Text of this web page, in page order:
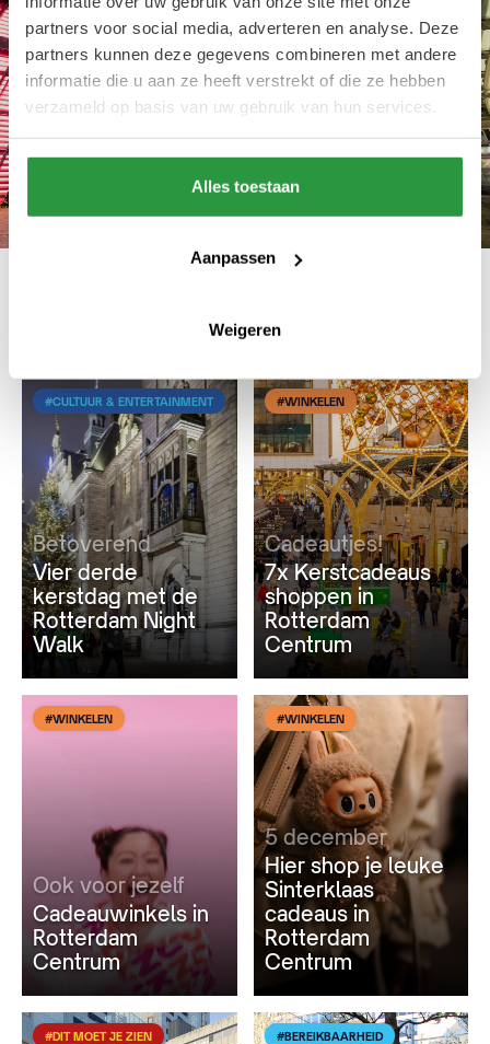
partners voor social media, adverteren en analyse. Deze
partners kunnen deze gegevens combineren met andere
informatie die u aan ze heeft verstrekt of die ze hebben
verzameld op basis van uw gebruik van hun services.
Alles toestaan
Aanpassen
Weigeren
Ook interessant
#CULTUUR & ENTERTAINMENT
Betoverend
Vier derde
kerstdag met de
Rotterdam Night
Walk
#WINKELEN
Cadeautjes!
7x Kerstcadeaus
shoppen in
Rotterdam
Centrum
#WINKELEN
Ook voor jezelf
Cadeauwinkels in
Rotterdam
Centrum
#WINKELEN
5 december
Hier shop je leuke
Sinterklaas
cadeaus in
Rotterdam
Centrum
#DIT MOET JE ZIEN #BEREIKBAARHEID